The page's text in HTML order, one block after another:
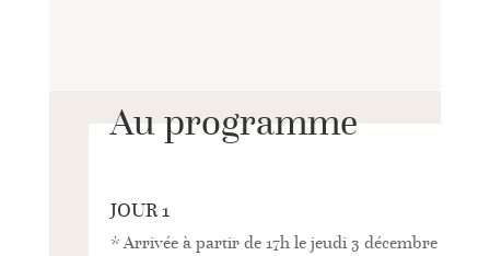
Au programme
JOUR 1
* Arrivée à partir de 17h le jeudi 3 décembre